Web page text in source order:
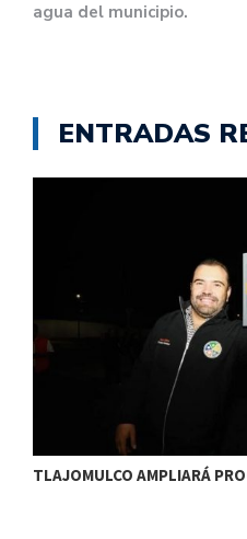
agua del municipio.
ENTRADAS
TLAJOMULCO AMPLIARÁ